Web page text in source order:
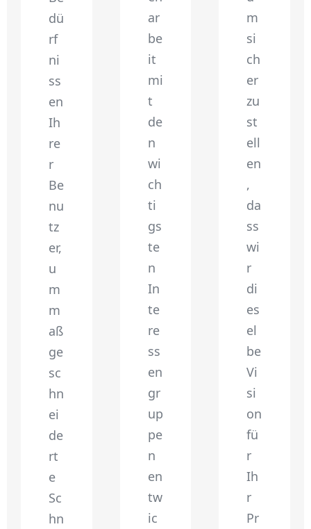
dü
rf
ni
ss
en
Ih
re
r
Be
nu
tz
er,
u
m
m
aß
ge
sc
hn
ei
de
rt
e
Sc
hn
ar
be
it
mi
t
de
n
wi
ch
ti
gs
te
n
In
te
re
ss
en
gr
up
pe
n
en
tw
ic
m
si
ch
er
zu
st
ell
en
,
da
ss
wi
r
di
es
el
be
Vi
si
on
fü
r
Ih
r
Pr